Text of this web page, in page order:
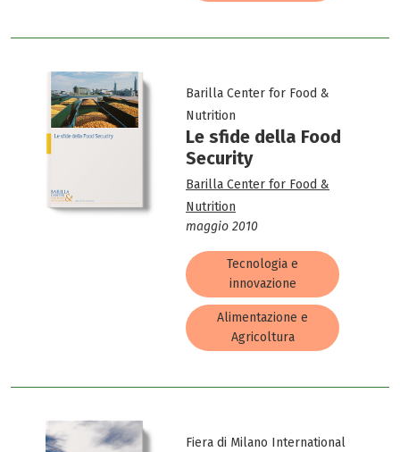
Barilla Center for Food &
Nutrition
Le sfide della Food
Security
Barilla Center for Food &
Nutrition
maggio 2010
Tecnologia e
innovazione
Alimentazione e
Agricoltura
Fiera di Milano International